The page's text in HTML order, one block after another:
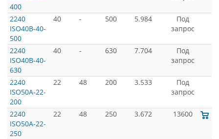
400
2240
ISO40B-40-
500
40 - 500 5.984
Под
запрос
2240
ISO40B-40-
630
40 - 630 7.704
Под
запрос
2240
ISO50A-22-
200
22 48 200 3.533
Под
запрос
2240
ISO50A-22-
250
22 48 250 3.672 13600